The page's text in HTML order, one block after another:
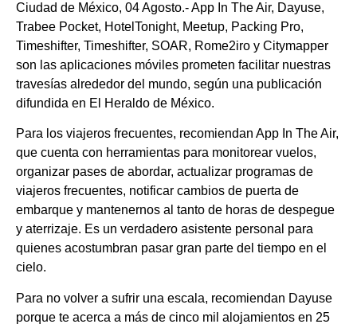
Ciudad de México, 04 Agosto.- App In The Air, Dayuse,
Trabee Pocket, HotelTonight, Meetup, Packing Pro,
Timeshifter, Timeshifter, SOAR, Rome2iro y Citymapper
son las aplicaciones móviles prometen facilitar nuestras
travesías alrededor del mundo, según una publicación
difundida en El Heraldo de México.
Para los viajeros frecuentes, recomiendan App In The Air,
que cuenta con herramientas para monitorear vuelos,
organizar pases de abordar, actualizar programas de
viajeros frecuentes, notificar cambios de puerta de
embarque y mantenernos al tanto de horas de despegue
y aterrizaje. Es un verdadero asistente personal para
quienes acostumbran pasar gran parte del tiempo en el
cielo.
Para no volver a sufrir una escala, recomiendan Dayuse
porque te acerca a más de cinco mil alojamientos en 25